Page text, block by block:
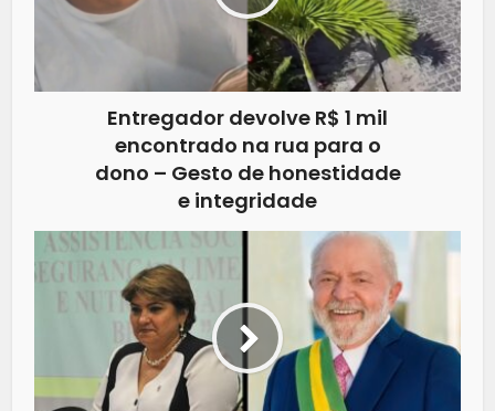
Entregador devolve R$ 1 mil
encontrado na rua para o
dono – Gesto de honestidade
e integridade